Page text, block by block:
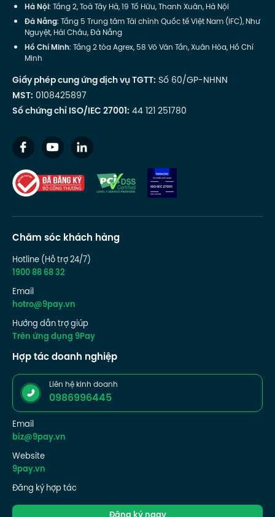
Hà Nội: Tầng 2, Toà Tây Hà, 19 Tố Hữu, Thanh Xuân, Hà Nội
Đà Nẵng: Tầng 5 Trung tâm Tài chính Quốc tế Việt Nam (IFC), Như
Nguyệt, Hải Châu, Đà Nẵng
Hồ Chí Minh: Tầng 2 tòa Agrex, 58 Võ Văn Tần, Xuân Hòa, Hồ Chí
Minh
Giấy phép cung ứng dịch vụ TGTT: Số 60/GP-NHNN
MST: 0108425897
Số chứng chỉ ISO/IEC 27001: 44 121 251780
Chăm sóc khách hàng
Hotline (Hỗ trợ 24/7)
1900 88 68 32
Email
hotro@9pay.vn
Hướng dẫn trợ giúp
Trên ứng dụng 9Pay
Hợp tác doanh nghiệp
Liên hệ kinh doanh
0986996445
Email
biz@9pay.vn
Website
9pay.vn
Đăng ký hợp tác